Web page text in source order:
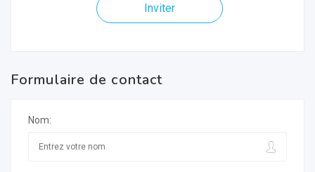
Inviter
Formulaire de contact
Nom: